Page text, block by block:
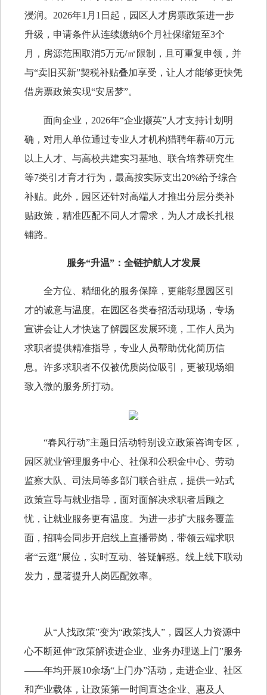
浸润。2026年1月1日起，园区人才房票政策进一步
升级，申请条件从连续缴纳6个月社保缩短至3个
月，房源范围取消5万元/㎡限制，且可重复申领，并
与“卖旧买新”契税补贴叠加享受，让人才能够更快凭
借房票政策实现“安居梦”。
面向企业，2026年“企业撷英”人才支持计划明
确，对用人单位通过专业人才机构猎聘年薪40万元
以上人才、与高校共建实习基地、联合培养研究生
等7类引才育才行为，最高按实际支出20%给予综合
补贴。此外，园区还针对高端人才推出分层分类补
贴政策，精准匹配不同人才需求，为人才成长扎根
铺路。
服务“升温”：全链护航人才发展
全方位、精细化的服务保障，更能彰显园区引
才的诚意与温度。在园区各类春招活动现场，专场
宣讲会让人才快速了解园区发展环境，工作人员为
求职者提供精准指导，专业人员帮助优化简历信
息。许多求职者不仅被优质岗位吸引，更被现场细
致入微的服务所打动。
“春风行动”主题日活动特别设立政策咨询专区，
园区就业管理服务中心、社保和公积金中心、劳动
监察大队、司法局等多部门联合驻点，提供一站式
政策宣导与就业指导，面对面解决求职者后顾之
忧，让就业服务更有温度。为进一步扩大服务覆盖
面，招聘会同步开启线上直播带岗，带领云端求职
者“云逛”展位，实时互动、答疑解惑。线上线下联动
发力，显著提升人岗匹配效率。
从“人找政策”变为“政策找人”，园区人力资源中
心不断延伸“政策解读进企业、业务办理送上门”服务
——年均开展10余场“上门办”活动，走进企业、社区
和产业载体，让政策第一时间直达企业、惠及人